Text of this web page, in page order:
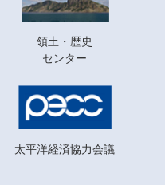
領土・歴史
センター
太平洋経済協力会議